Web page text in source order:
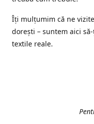
Îți mulțumim că ne
dorești – suntem aici
textile reale.